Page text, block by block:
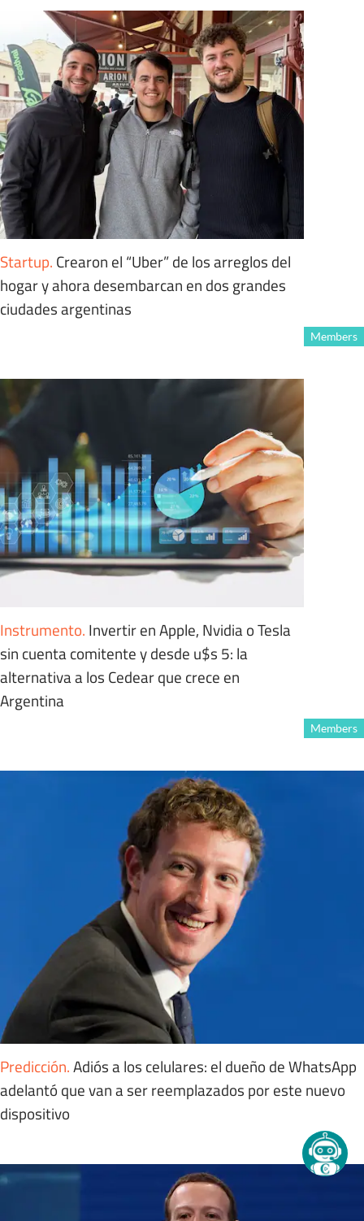
Startup. Crearon el “Uber” de los arreglos del
hogar y ahora desembarcan en dos grandes
ciudades argentinas
Members
Instrumento. Invertir en Apple, Nvidia o Tesla
sin cuenta comitente y desde u$s 5: la
alternativa a los Cedear que crece en
Argentina
Members
Predicción.Adiós a los celulares: el dueño de WhatsApp
adelantó que van a ser reemplazados por este nuevo
dispositivo